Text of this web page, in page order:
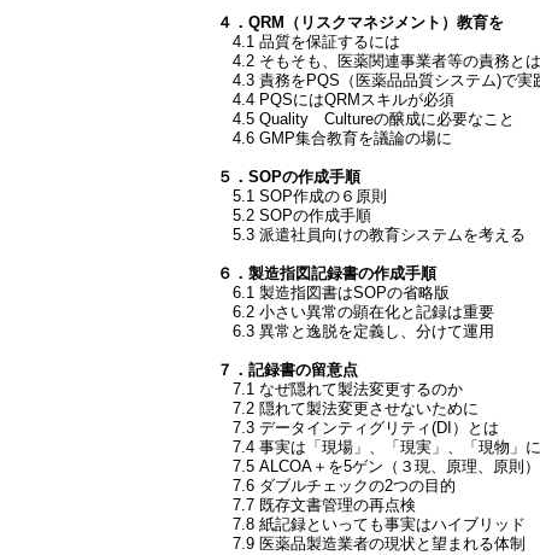
４．QRM（リスクマネジメント）教育を
4.1 品質を保証するには
4.2 そもそも、医薬関連事業者等の責務とは
4.3 責務をPQS（医薬品品質システム)で実
4.4 PQSにはQRMスキルが必須
4.5 Quality Cultureの醸成に必要なこと
4.6 GMP集合教育を議論の場に
５．SOPの作成手順
5.1 SOP作成の６原則
5.2 SOPの作成手順
5.3 派遣社員向けの教育システムを考える
６．製造指図記録書の作成手順
6.1 製造指図書はSOPの省略版
6.2 小さい異常の顕在化と記録は重要
6.3 異常と逸脱を定義し、分けて運用
７．記録書の留意点
7.1 なぜ隠れて製法変更するのか
7.2 隠れて製法変更させないために
7.3 データインティグリティ(DI）とは
7.4 事実は「現場」、「現実」、「現物」に
7.5 ALCOA＋を5ゲン（３現、原理、原則
7.6 ダブルチェックの2つの目的
7.7 既存文書管理の再点検
7.8 紙記録といっても事実はハイブリッド
7.9 医薬品製造業者の現状と望まれる体制